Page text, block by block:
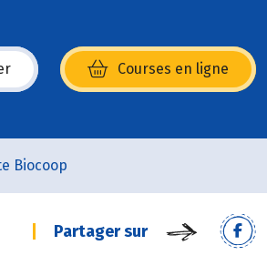
Courses en ligne
nouvelle fenêtre)
Biocoop
Partager sur